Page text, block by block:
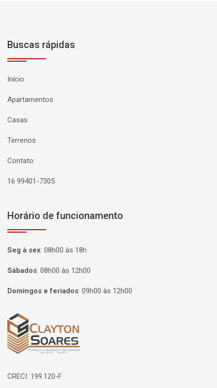
Buscas rápidas
Início
Apartamentos
Casas
Terrenos
Contato:
16 99401-7305
Horário de funcionamento
Seg à sex: 08h00 às 18h
Sábados: 08h00 às 12h00
Domingos e feriados: 09h00 às 12h00
Página inicial
CRECI: 199.120-F